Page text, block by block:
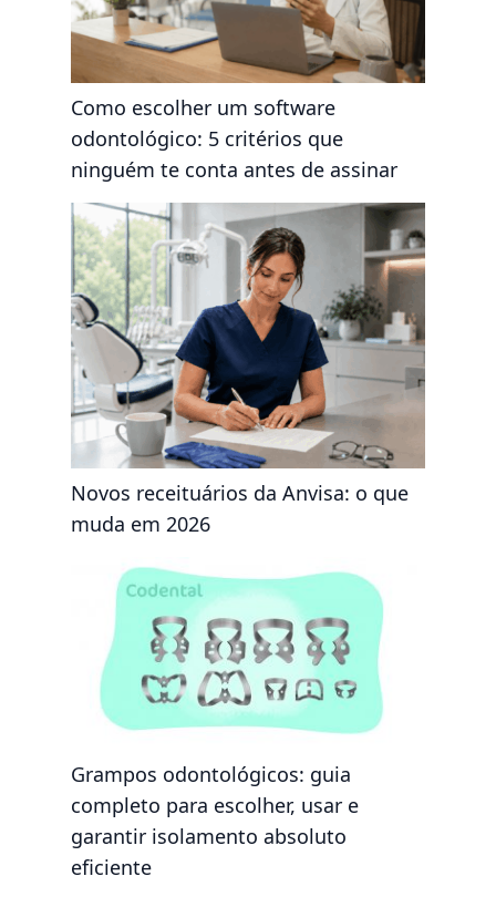
Como escolher um software
odontológico: 5 critérios que
ninguém te conta antes de assinar
Novos receituários da Anvisa: o que
muda em 2026
Grampos odontológicos: guia
completo para escolher, usar e
garantir isolamento absoluto
eficiente